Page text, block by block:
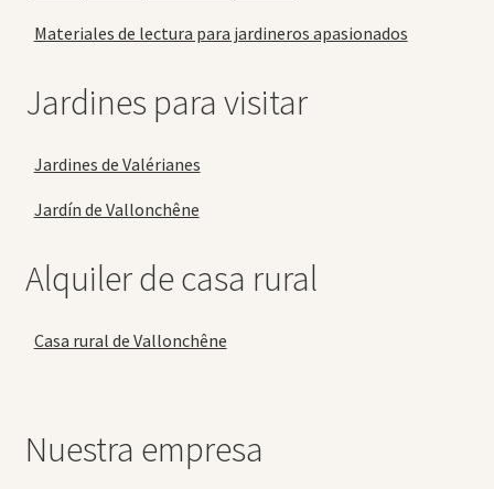
Materiales de lectura para jardineros apasionados
Jardines para visitar
Jardines de Valérianes
Jardín de Vallonchêne
Alquiler de casa rural
Casa rural de Vallonchêne
Nuestra empresa